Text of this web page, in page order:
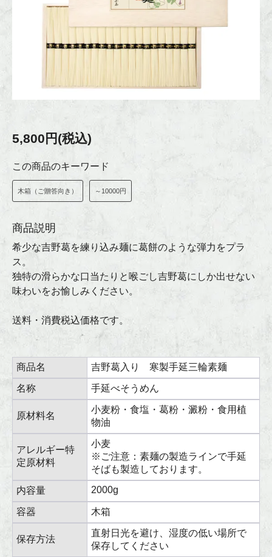
5,800円(税込)
この商品のキーワード
木箱（ご贈答向き） ～10000円
商品説明
希少な吉野葛を練り込み麺に葛餅のような弾力をプラ
ス。
独特の滑らかな口当たりと喉ごし吉野葛にしか出せない
味わいをお愉しみください。
送料・消費税込価格です。
商品名 吉野葛入り 寒製手延三輪素麺
名称 手延べそうめん
原材料名
小麦粉・食塩・葛粉・澱粉・食用植
物油
アレルギー特
定原材料
小麦
※ご注意：素麺の製造ラインで手延
そばも製造しております。
内容量 2000g
容器 木箱
保存方法
直射日光を避け、湿度の低い場所で
保存してください